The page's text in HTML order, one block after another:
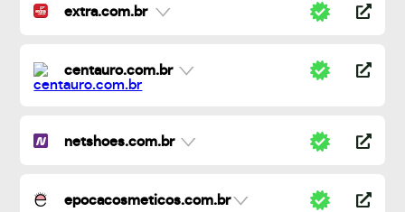
extra.com.br
centauro.com.br
netshoes.com.br
epocacosmeticos.com.br